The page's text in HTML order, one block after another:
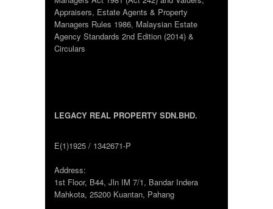
Appraisers, Estate Agents & Property
Managers Rules 1986, Malaysian Estate
Agency Standards 2nd Edition (2014) &
Circulars
LEGACY REAL PROPERTY SDN.BHD.
E(1)1925 / 1342671-P
Address:
1st Floor, B44, Jln IM 7/1, Bandar Indera
Mahkota, 25200 Kuantan, Pahang